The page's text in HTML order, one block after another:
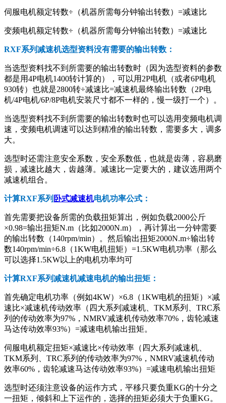
伺服电机额定转数÷（机器所需每分钟输出转数）=减速比
变频电机额定转数÷（机器所需每分钟输出转数）=减速比
RXF系列减速机选型资料没有需要的输出转数：
当选型资料找不到所需要的输出转数时（因为选型资料的参数
都是用4P电机1400转计算的），可以用2P电机（或者6P电机
930转）也就是2800转÷减速比=减速机最终输出转数（2P电
机/4P电机/6P/8P电机安装尺寸都不一样的，慢一级打一个）。
当选型资料找不到所需要的输出转数时也可以选用变频电机调
速，变频电机调速可以达到精准的输出转数，需要多大，调多
大。
选型时还需注意安全系数，安全系数低，也就是齿薄，容易磨
损，减速比越大，齿越薄。减速比一定要大的，建议选用两个
减速机组合。
计算RXF系列 卧式减速机电机功率公式：
首先需要把设备所需的负载扭矩算出，例如负载2000公斤
×0.98=输出扭矩N.m（比如2000N.m），再计算出一分钟需要
的输出转数（140rpm/min）。然后输出扭矩2000N.m÷输出转
数140rpm/min÷6.8（1KW电机扭矩）=1.5KW电机功率（那么
可以选择1.5KW以上的电机功率均可
计算RXF系列减速机减速电机的输出扭矩：
首先确定电机功率（例如4KW）×6.8（1KW电机的扭矩）×减
速比×减速机传动效率（四大系列减速机、TKM系列、TRC系
列的传动效率为97%，NMRV减速机传动效率70%，齿轮减速
马达传动效率93%）=减速电机输出扭矩。
伺服电机额定扭矩×减速比×传动效率（四大系列减速机、
TKM系列、TRC系列的传动效率为97%，NMRV减速机传动
效率60%，齿轮减速马达传动效率93%）=减速电机输出扭矩
选型时还须注意设备的运作方式，平移只要负重KG的十分之
一扭矩，倾斜和上下运作的，选择的扭矩必须大于负重KG。